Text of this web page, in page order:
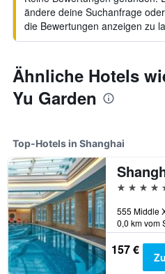
ändere deine Suchanfrage
die Bewertungen anzeigen zu
Ähnliche Hotels
Yu Garden
Top-Hotels in Shanghai
5 Sterne
0,0 km vom
157 €